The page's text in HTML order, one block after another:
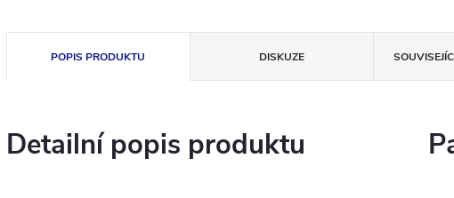
POPIS PRODUKTU DISKUZE
Detailní popis produktu